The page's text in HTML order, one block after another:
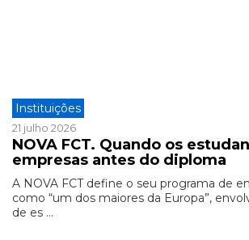
Instituições
21 julho 2026
NOVA FCT. Quando os
empresas antes do diploma
A NOVA FCT define o seu programa de
como “um dos maiores da Europa”,
de es ...